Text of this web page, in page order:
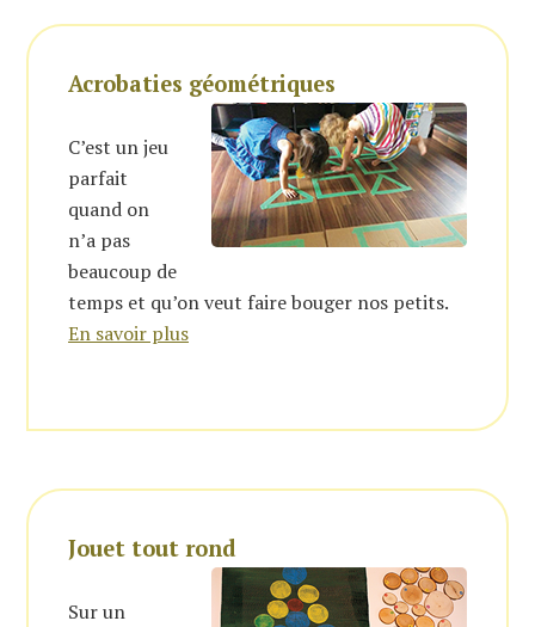
Acrobaties géométriques
C’est un jeu
parfait
quand on
n’a pas
beaucoup de
temps et qu’on veut faire bouger nos petits.
En savoir plus
Jouet tout rond
Sur un